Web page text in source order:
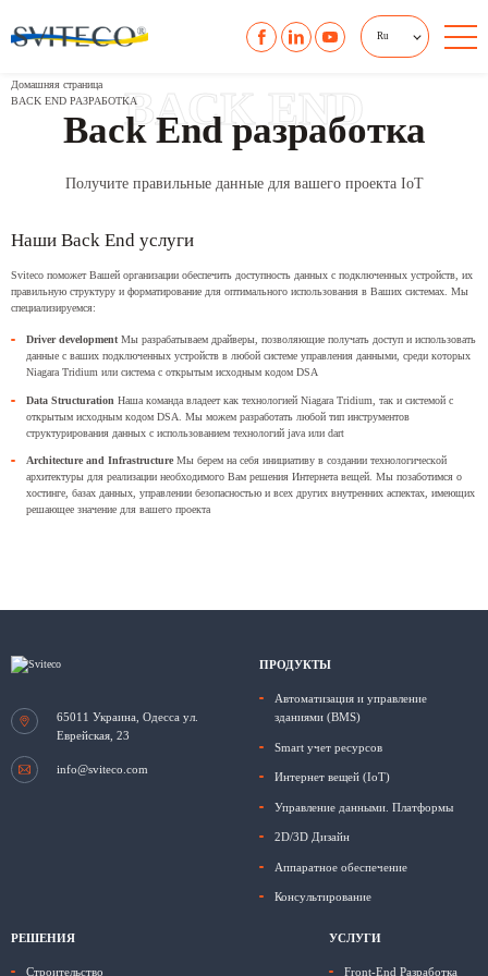
Ru
Домашняя страница
BACK END РАЗРАБОТКАBACK END
Back End разработка
Получите правильные данные для вашего проекта IoT
Наши Back End услуги
Sviteco поможет Вашей организации обеспечить доступность данных с подключенных устройств, их
правильную структуру и форматирование для оптимального использования в Ваших системах. Мы
специализируемся:
Driver development Мы разрабатываем драйверы, позволяющие получать доступ и использовать
данные с ваших подключенных устройств в любой системе управления данными, среди которых
Niagara Tridium или система с открытым исходным кодом DSA
Data Structuration Наша команда владеет как технологией Niagara Tridium, так и системой с
открытым исходным кодом DSA. Мы можем разработать любой тип инструментов
структурирования данных с использованием технологий java или dart
Architecture and Infrastructure Мы берем на себя инициативу в создании технологической
архитектуры для реализации необходимого Вам решения Интернета вещей. Мы позаботимся о
хостинге, базах данных, управлении безопасностью и всех других внутренних аспектах, имеющих
решающее значение для вашего проекта
65011 Украина, Одесса ул.
Еврейская, 23
info@sviteco.com
ПРОДУКТЫ
Автоматизация и управление
зданиями (BMS)
Smart учет ресурсов
Интернет вещей (IoT)
Управление данными. Платформы
2D/3D Дизайн
Аппаратное обеспечение
Консультирование
РЕШЕНИЯ
Строительство
УСЛУГИ
Front-End Разработка